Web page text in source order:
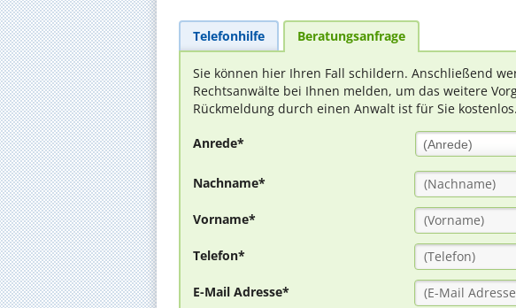
Telefonhilfe Beratungsanfrage
Sie können hier Ihren Fall schildern. Anschließend
Rechtsanwälte bei Ihnen melden, um das weitere
Rückmeldung durch einen Anwalt ist für Sie kostenlos.
Anrede* (Anrede)
Nachname*
Vorname*
Telefon*
E-Mail Adresse*